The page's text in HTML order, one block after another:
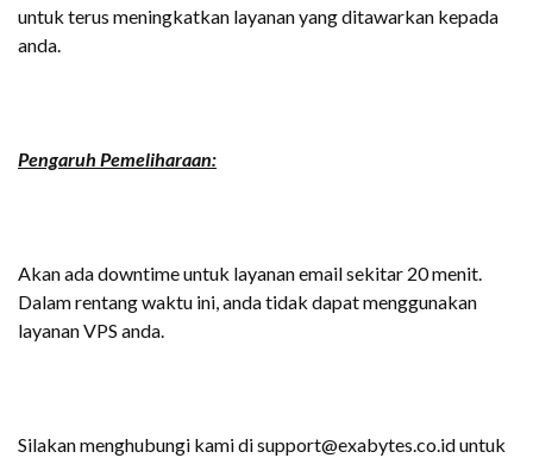
untuk terus meningkatkan layanan yang ditawarkan kepada
anda.
Pengaruh Pemeliharaan:
Akan ada downtime untuk layanan email sekitar 20 menit.
Dalam rentang waktu ini, anda tidak dapat menggunakan
layanan VPS anda.
Silakan menghubungi kami di support@exabytes.co.id untuk